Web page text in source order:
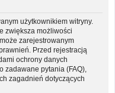
użytkownikiem witryny.
zwiększa możliwości
zarejestrowanym
Przed rejestracją
ochrony danych
zadawane pytania (FAQ),
zagadnień dotyczących